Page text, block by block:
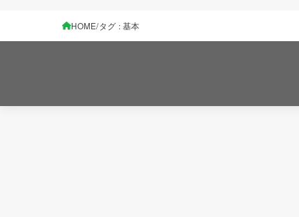
HOME タグ : 基本